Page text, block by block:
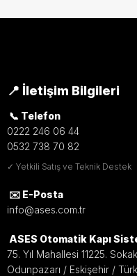
📍 İletişim Bilgileri
📞 Telefon
0222 246 06 44
0532 738 70 82
✓ Yetkili Satış ve Teknik Destek
✉️ E-Posta
info@ases.com.tr
ASES Otomatik Kapı
75. Yıl Mahallesi 11225.
Odunpazarı / Eskişehir /